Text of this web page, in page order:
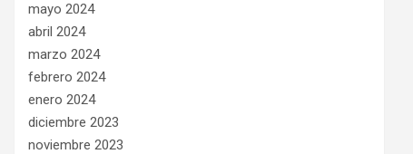
mayo 2024
abril 2024
marzo 2024
febrero 2024
enero 2024
diciembre 2023
noviembre 2023